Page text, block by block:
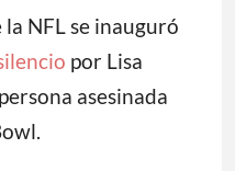
NFL se inauguró
por Lisa
asesinada